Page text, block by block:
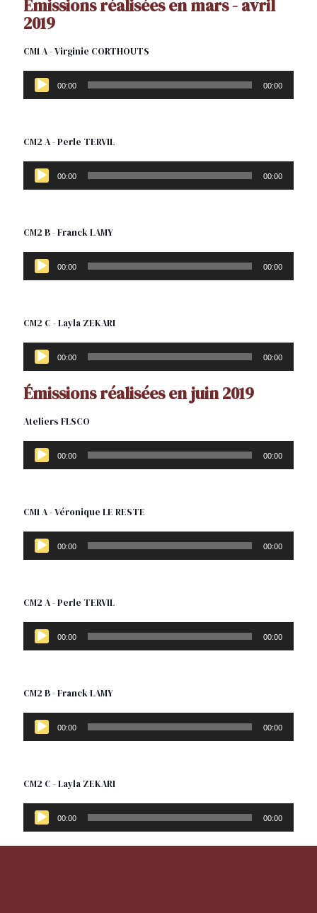
Émissions réalisées en mars - avril
2019
CM1 A - Virginie CORTHOUTS
Lecteur
audio 00:00 00:00
CM2 A - Perle TERVIL
Lecteur
audio 00:00 00:00
CM2 B - Franck LAMY
Lecteur
audio 00:00 00:00
CM2 C - Layla ZEKARI
Lecteur
audio 00:00 00:00
Émissions réalisées en juin 2019
Ateliers FLSCO
Lecteur
audio 00:00 00:00
CM1 A - Véronique LE RESTE
Lecteur
audio 00:00 00:00
CM2 A - Perle TERVIL
Lecteur
audio 00:00 00:00
CM2 B - Franck LAMY
Lecteur
audio 00:00 00:00
CM2 C - Layla ZEKARI
Lecteur
audio 00:00 00:00